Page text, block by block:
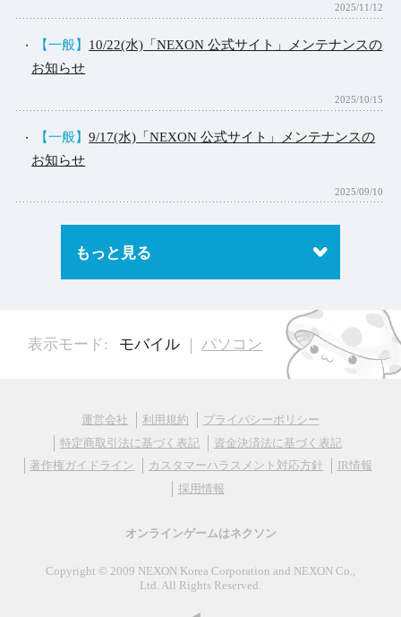
2025/11/12
【一般】 10/22(水)「NEXON 公式サイト」メンテナンスの
お知らせ
2025/10/15
【一般】9/17(水)「NEXON 公式サイト」メンテナンスの
お知らせ
2025/09/10
もっと見る
表示モード: モバイル パソコン
運営会社 利用規約
プライバシーポリシー
特定商取引法に基づく表記
資金決済法に基づく表記
著作権ガイドライン
カスタマーハラスメント対応方針
IR情報
採用情報
オンラインゲームはネクソン
Copyright © 2009 NEXON Korea Corporation and NEXON Co.,
Ltd. All Rights Reserved.